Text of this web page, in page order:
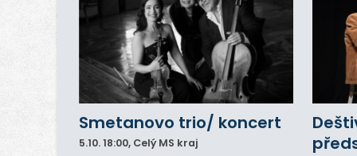
Smetanovo trio/ koncert
5.10.18:00, Celý MS kraj